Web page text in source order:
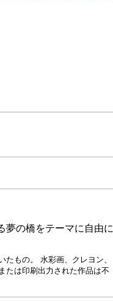
夢の橋をテーマに自由に
たもの。 水彩画、クレヨン、
たは印刷出力された作品は不